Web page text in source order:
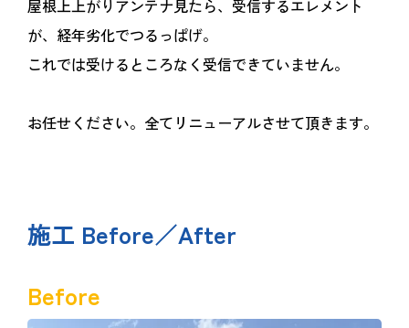
屋根上上がりアンテナ見たら、受信するエレメント
が、経年劣化でつるっぱげ。
これでは受けるところなく受信できていません。
お任せください。全てリニューアルさせて頂きます。
施工 Before／After
Before